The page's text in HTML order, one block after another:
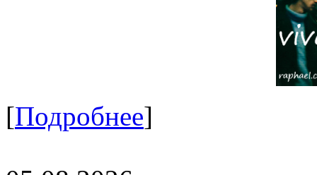
[Подробнее]